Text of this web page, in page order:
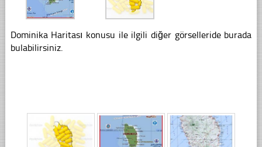
Dominika Haritası konusu ile ilgili diğer görselleride burada
bulabilirsiniz.